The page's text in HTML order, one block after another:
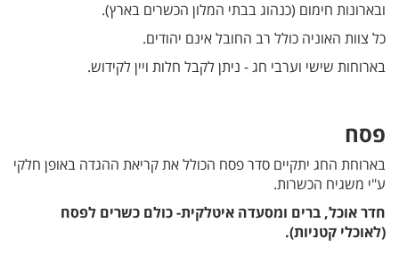
ובארונות חימום (כנהוג בבתי המלון הכשרים בארץ).
כל צוות האוניה כולל רב החובל אינם יהודים.
בארוחות שישי וערבי חג - ניתן לקבל חלות ויין לקידוש.
פסח
בארוחת החג יתקיים סדר פסח הכולל את קריאת ההגדה באופן חלקי
ע"י משגיח הכשרות.
חדר אוכל, ברים ומסעדה איטלקית- כולם כשרים לפסח
(לאוכלי קטניות).